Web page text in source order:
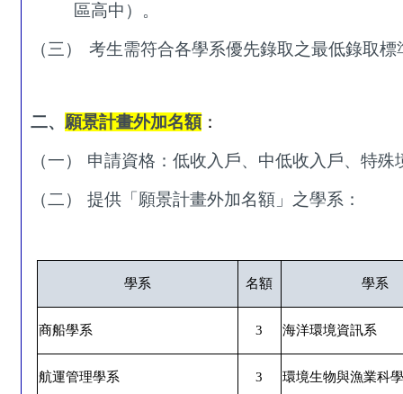
區高中）。
（三） 考生需符合各學系優先錄取之最低錄取
二、 願景計畫外加名額：
（一） 申請資格：低收入戶、中低收入戶、特
（二） 提供「願景計畫外加名額」之學系：
學系 名額 學系
商船學系 3 海洋環境資訊系
航運管理學系 3 環境生物與漁業科